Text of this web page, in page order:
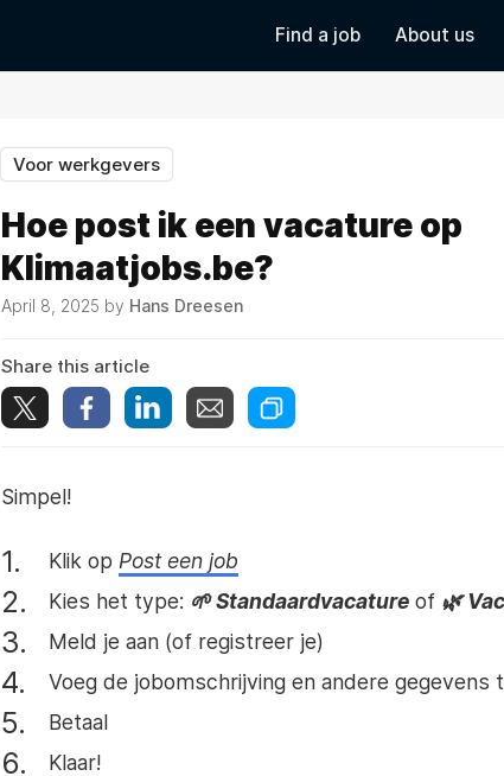
Find a job About us
Voor werkgevers
Hoe post ik een vacature op
Klimaatjobs.be?
April 8, 2025 by Hans Dreesen
Share this article
Simpel!
Klik op Post een job
Kies het type: 🌱 Standaardvacature of 🌿
Meld je aan (of registreer je)
Voeg de jobomschrijving en andere gegevens
Betaal
Klaar!